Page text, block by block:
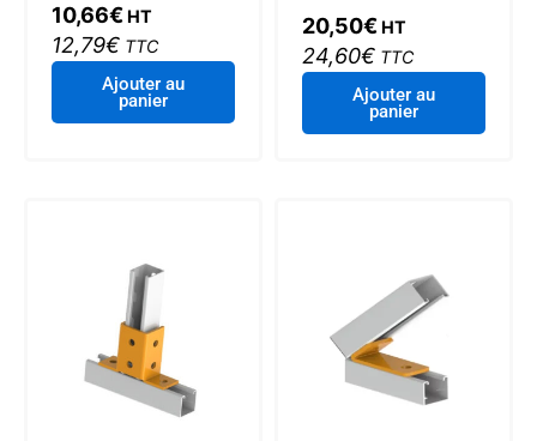
10,66€HT
12,79€TTC
Ajouter au
panier
20,50€ HT
24,60€ TTC
Ajouter au
panier